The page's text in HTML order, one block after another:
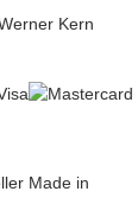
Kern